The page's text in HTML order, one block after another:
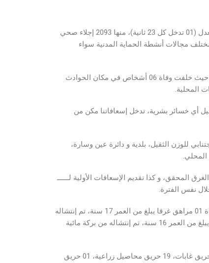
خلال الفترة الممتدة ما بين 09 إلى 10 جوان 2026 (إلى غاية الساعة الثامنة صباحا)، سجلت وحدات الحماية المدنية 3615 تدخل بمعدل (01 تدخل كل 23 ثانية)، منها 2093 إجلاء صحي
مجالات أنشطة الحماية المدنية سواء
في سياق حوادث المرور، قامت وحدات الحماية المدنية بـ 194 تدخل على إثر العديد من الحوادث التي سجلت بمختلف ولايات الوطن، حيث خلفت وفاة 06 أشخاص في مكان الحوادث
جلال، دون تسجيل أي خسائر بشرية، تدخل إسعافاتنا مكن من
للوزن الثقيل، بلدية و دائرة عين وسارة،
و الإستجمام خلال 24 ساعة الأخيرة، حيث قام بـ 170 تدخل، ما سمح بإنقاذ 112 شخص من الغرق المحقق، و كذا تقديم الإسعافات الأولية لــــــ
للعلم تم تسجيل 02 حالتي وفاة غرقا على مستوى المجمعات المائية، في كل من ولايتي عين دفلى و تمنراست، ولاية عين دفلى : بوفاة 01 مراهق غرقا يبلغ من العمر 17 سنة، تم إنتشاله
من مجمع مائي، بالمكان المسمى مزرعة بن بريك، بلدية بئر ولد خليفة و دائرة برج الأمير خالد، ولاية تمنراست : بوفاة 01 مراهق غرقا يبلغ من العمر 16 سنة، تم إنتشاله من بركة مائية
و كذا تدخل جهاز مكافحة حرائق الغابات و المحاصيل الزراعية خلال نفس الفترة من أجل إخماد 28 حريق من الغطاء النباتي منها : 01 حريق غابات، 19 حريق محاصيل زراعية، 01 حريق